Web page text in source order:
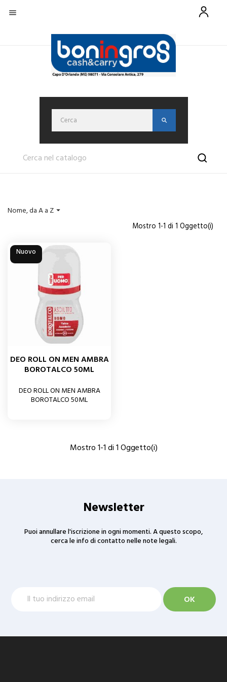

Nome, da A a Z 
Mostro 1-1 di 1 Oggetto(i)
Nuovo
DEO ROLL ON MEN AMBRA
BOROTALCO 50ML
DEO ROLL ON MEN AMBRA
BOROTALCO 50ML
Mostro 1-1 di 1 Oggetto(i)
Newsletter
Puoi annullare l'iscrizione in ogni momenti. A questo scopo,
cerca le info di contatto nelle note legali.